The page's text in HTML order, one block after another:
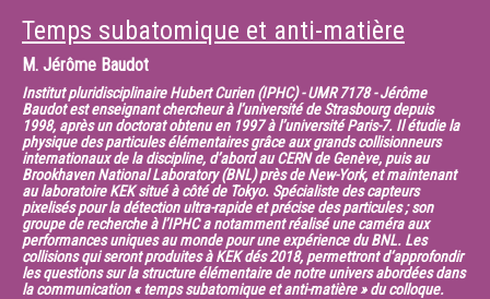
dynamique qui se détache de la vie de tous
les jours afin d’engager des relations. En d’autres termes, les rythmes
contribuent à faire de certains instants
des moments d’exception, de tension aussi où peuvent interagir vivants
et ancêtres.
Biomolecular function emerges from a series of conformational
transitions coupled to chemical events. The
conformational dynamics of proteins is complex and involves
timescales that span several orders of magnitude,
which is due to the simultaneous presence of soft and hard degrees of
freedom. Harmonic analyses
demonstrate that the functional transitions can be described by a
handful of low-frequency modes, which
are robust to local structural changes such as mutations. This suggests
that protein function is encoded in the
slow vibrational modes, which have been selected by evolution.
Temps subatomique et anti-matière
M. Jérôme Baudot
Institut pluridisciplinaire Hubert Curien (IPHC) - UMR 7178 - Jérôme
Baudot est enseignant chercheur à l’université de Strasbourg depuis
1998, après un doctorat obtenu en 1997 à l’université Paris-7. Il étudie la
physique des particules élémentaires grâce aux grands collisionneurs
internationaux de la discipline, d’abord au CERN de Genève, puis au
Brookhaven National Laboratory (BNL) près de New-York, et maintenant
au laboratoire KEK situé à côté de Tokyo. Spécialiste des capteurs
pixelisés pour la détection ultra-rapide et précise des particules ; son
groupe de recherche à l’IPHC a notamment réalisé une caméra aux
performances uniques au monde pour une expérience du BNL. Les
collisions qui seront produites à KEK dés 2018, permettront d‘approfondir
les questions sur la structure élémentaire de notre univers abordées dans
la communication « temps subatomique et anti-matière » du colloque.